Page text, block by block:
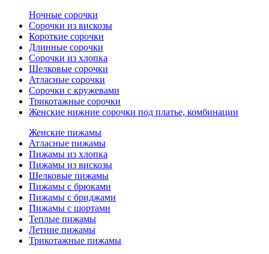
Ночные сорочки
Сорочки из вискозы
Короткие сорочки
Длинные сорочки
Сорочки из хлопка
Шелковые сорочки
Атласные сорочки
Сорочки с кружевами
Трикотажные сорочки
Женские нижние сорочки под платье, комбинации
Женские пижамы
Атласные пижамы
Пижамы из хлопка
Пижамы из вискозы
Шелковые пижамы
Пижамы с брюками
Пижамы с бриджами
Пижамы с шортами
Теплые пижамы
Летние пижамы
Трикотажные пижамы